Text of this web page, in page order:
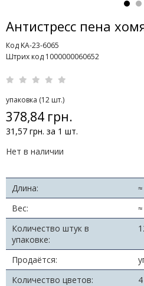
Антистресс пена
Код KA-23-6065
Штрих код 1000000060652
упаковка (12 шт.)
378,84 грн.
31,57 грн. за 1 шт.
Нет в наличии
Длина:
Вес:
Количество штук в
упаковке:
Продаётся:
Количество цветов:
4